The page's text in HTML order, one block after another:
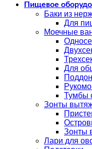
Пищевое
Баки из
Для
Моечные
Для
Тумбы
Зонты
Зонты
Лари для